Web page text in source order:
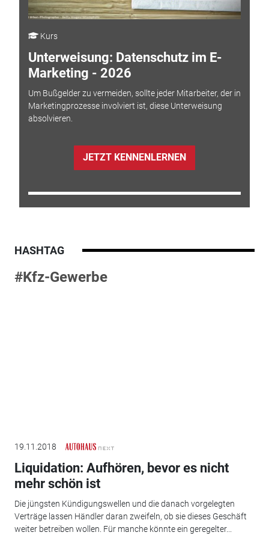
Kurs
Unterweisung: Datenschutz im E-
Marketing - 2026
Um Bußgelder zu vermeiden, sollte jeder Mitarbeiter, der in
Marketingprozesse involviert ist, diese Unterweisung
absolvieren.
JETZT KENNENLERNEN
HASHTAG
#Kfz-Gewerbe
19.11.2018
Liquidation: Aufhören, bevor es nicht
mehr schön ist
Die jüngsten Kündigungswellen und die danach vorgelegten
Verträge lassen Händler daran zweifeln, ob sie dieses Geschäft
weiter betreiben wollen. Für manche könnte ein geregelter...